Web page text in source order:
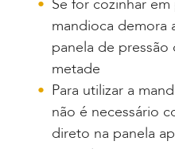
Se for cozinhar
mandioca demora
panela de
metade
Para utilizar a
não é necessário
direto na panela